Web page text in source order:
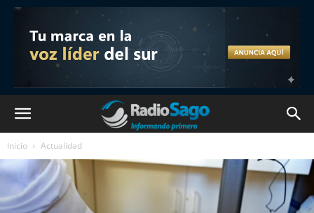
Inicio Actualidad